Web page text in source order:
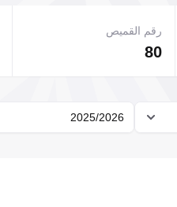
80
رقم القميص
2025/2026